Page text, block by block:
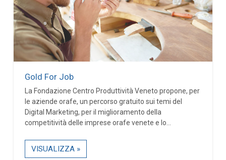
Gold For Job
La Fondazione Centro Produttività Veneto propone, per
le aziende orafe, un percorso gratuito sui temi del
Digital Marketing, per il miglioramento della
competitività delle imprese orafe venete e lo...
VISUALIZZA »